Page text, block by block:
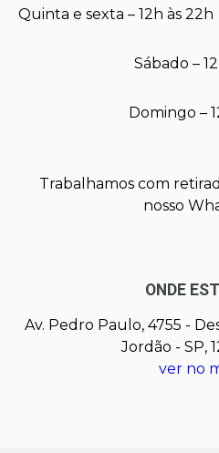
Quinta e sexta – 12h às 22h
Sábado –
Domingo –
Trabalhamos com
nosso
ONDE
Av. Pedro Paulo, 4755 -
Jordão - SP,
ver no